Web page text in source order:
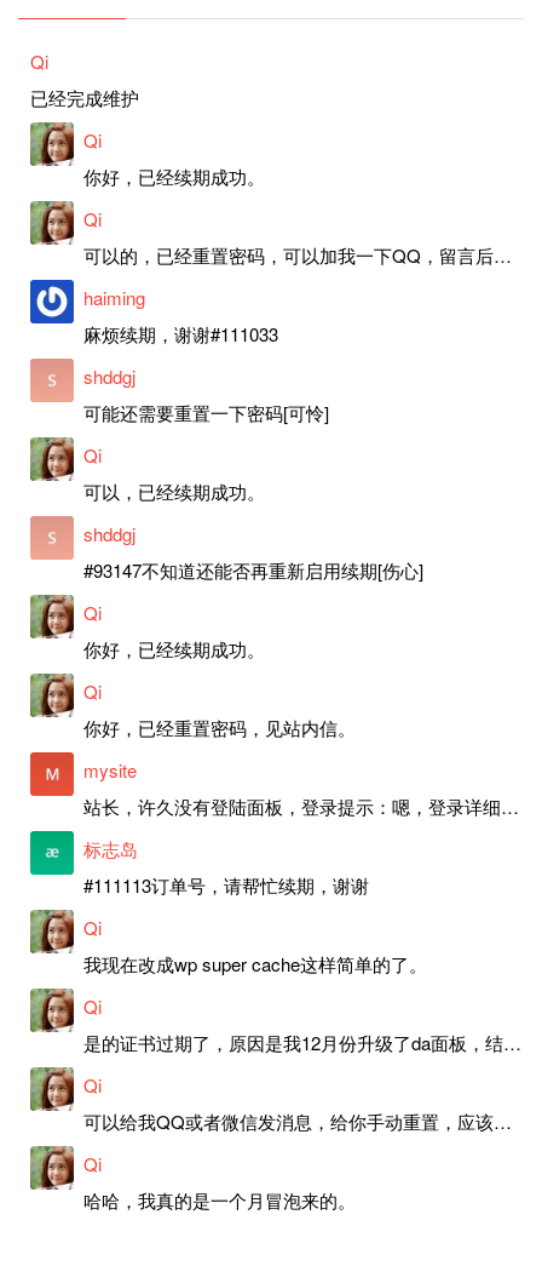
Qi
已经完成维护
Qi
你好，已经续期成功。
Qi
可以的，已经重置密码，可以加我一下QQ，留言后我就发密码给你。
haiming
麻烦续期，谢谢#111033
shddgj
可能还需要重置一下密码[可怜]
Qi
可以，已经续期成功。
shddgj
#93147不知道还能否再重新启用续期[伤心]
Qi
你好，已经续期成功。
Qi
你好，已经重置密码，见站内信。
mysite
站长，许久没有登陆面板，登录提示：嗯，登录详细信息似乎不正确。请重试。 网站还可以正常使用。如果是密码问题请帮忙重置一下密码。谢谢。订单号：97790，账号：aa20210950。 站长，提交了工单，你回复续期成功，不过我的问题是面部登陆信息有问题，一直是初始密码，现在无法登陆，有时间麻烦排查一下。
标志岛
#111113订单号，请帮忙续期，谢谢
Qi
我现在改成wp super cache这样简单的了。
Qi
是的证书过期了，原因是我12月份升级了da面板，结果后台证书就不更新了，目前还在排查问题。切换PHP版本现在没有了，因为DA新版不支持。
Qi
可以给我QQ或者微信发消息，给你手动重置，应该是服务器插件有问题了，这个wp的主题太老了，导致现在好多的问题，网站的签到功能也是因为这个原因导致的。
Qi
哈哈，我真的是一个月冒泡来的。